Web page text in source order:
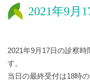
2021年9月
2021年9月17日の診察
す。
当日の最終受付は18時